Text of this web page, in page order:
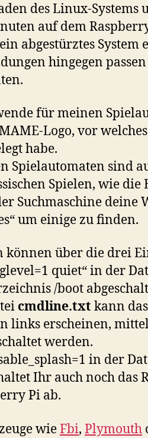
des Linux-Systems
auf dem
abgestürztes System
hingegen
für meinen
Logo, vor
habe.
Spielautomaten sind
Spielen, wie die
Suchmaschine deine
um einige zu finden.
können über die drei
quiet“ in der
/boot
cmdline.txt kann
links erscheinen,
werden.
in der
Ihr auch noch das
Pi ab.
wieFbi, Plymouth